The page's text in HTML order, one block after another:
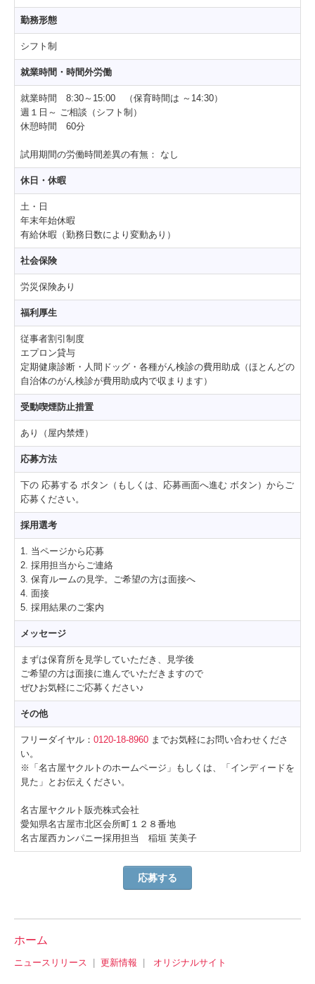
勤務形態
シフト制
就業時間・時間外労働
就業時間 8:30～15:00 （保育時間は ～14:30）
週１日～ ご相談（シフト制）
休憩時間 60分
試用期間の労働時間差異の有無： なし
休日・休暇
土・日
年末年始休暇
有給休暇（勤務日数により変動あり）
社会保険
労災保険あり
福利厚生
従事者割引制度
エプロン貸与
定期健康診断・人間ドッグ・各種がん検診の費用助成（ほとんどの
自治体のがん検診が費用助成内で収まります）
受動喫煙防止措置
あり（屋内禁煙）
応募方法
下の 応募する ボタン（もしくは、応募画面へ進む ボタン）からご
応募ください。
採用選考
1. 当ページから応募
2. 採用担当からご連絡
3. 保育ルームの見学。ご希望の方は面接へ
4. 面接
5. 採用結果のご案内
メッセージ
まずは保育所を見学していただき、見学後
ご希望の方は面接に進んでいただきますので
ぜひお気軽にご応募ください♪
その他
フリーダイヤル： 0120-18-8960 までお気軽にお問い合わせくださ
い。
※「名古屋ヤクルトのホームページ」もしくは、「インディードを
見た」とお伝えください。
名古屋ヤクルト販売株式会社
愛知県名古屋市北区会所町１２８番地
名古屋西カンパニー採用担当 稲垣 芙美子
応募する
ホーム
ニュースリリース 更新情報 オリジナルサイト